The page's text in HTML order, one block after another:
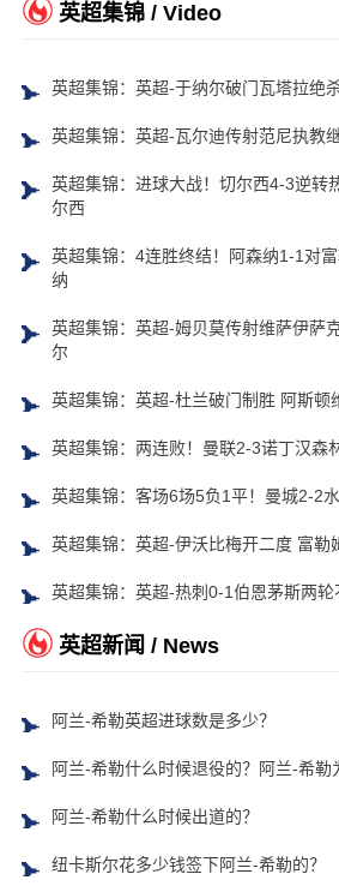
英超集锦 / Video
英超集锦：英超-于纳尔破门瓦塔拉绝
英超集锦：英超-瓦尔迪传射范尼执教
英超集锦：进球大战！切尔西4-3逆转
尔西
英超集锦：4连胜终结！阿森纳1-1对
纳
英超集锦：英超-姆贝莫传射维萨伊萨
尔
英超集锦：英超-杜兰破门制胜 阿斯顿
英超集锦：两连败！曼联2-3诺丁汉森
英超集锦：客场6场5负1平！曼城2-2
英超集锦：英超-伊沃比梅开二度 富勒
英超集锦：英超-热刺0-1伯恩茅斯两
英超新闻 / News
阿兰-希勒英超进球数是多少？
阿兰-希勒什么时候退役的？阿兰-希勒
阿兰-希勒什么时候出道的？
纽卡斯尔花多少钱签下阿兰-希勒的？